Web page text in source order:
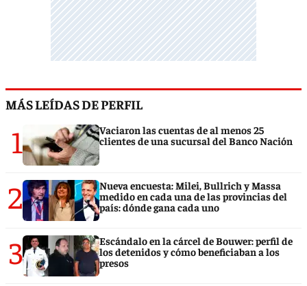
MÁS LEÍDAS DE PERFIL
1
Vaciaron las cuentas de al menos 25
clientes de una sucursal del Banco Nación
2
Nueva encuesta: Milei, Bullrich y Massa
medido en cada una de las provincias del
país: dónde gana cada uno
3
Escándalo en la cárcel de Bouwer: perfil de
los detenidos y cómo beneficiaban a los
presos